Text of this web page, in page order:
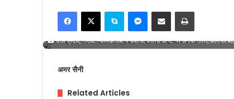
Facebook
X Skype Messenger
Share via Email Print
उत्तर प्रदेश, नोएडा: -कार्यकर्ताओं ने केसीसी कॉलेज के गेट पर लगाया ताला, धरने पर बैठे
अमर सैनी
Related Articles